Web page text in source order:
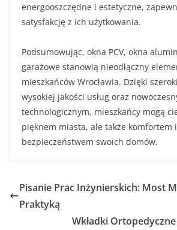
energooszczędne i estetyczne,
satysfakcję z ich użytkowania.
Podsumowując, okna PCV, okna
garażowe stanowią nieodłączny
mieszkańców Wrocławia. Dzięki
wysokiej jakości usług oraz
technologicznym, mieszkańcy mogą
pięknem miasta, ale także komfortem i
bezpieczeństwem swoich domów.
Pisanie Prac Inżynierskich: Most
Praktyką
Wkładki